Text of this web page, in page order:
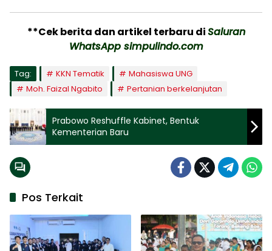
**Cek berita dan artikel terbaru diSaluran
WhatsApp simpulindo.com
Tag: KKN Tematik
Mahasiswa UNG
Moh. Faizal Ngabito
Pertanian berkelanjutan
Prabowo Reshuffle Kabinet, Bentuk
Kementerian Baru
Pos Terkait